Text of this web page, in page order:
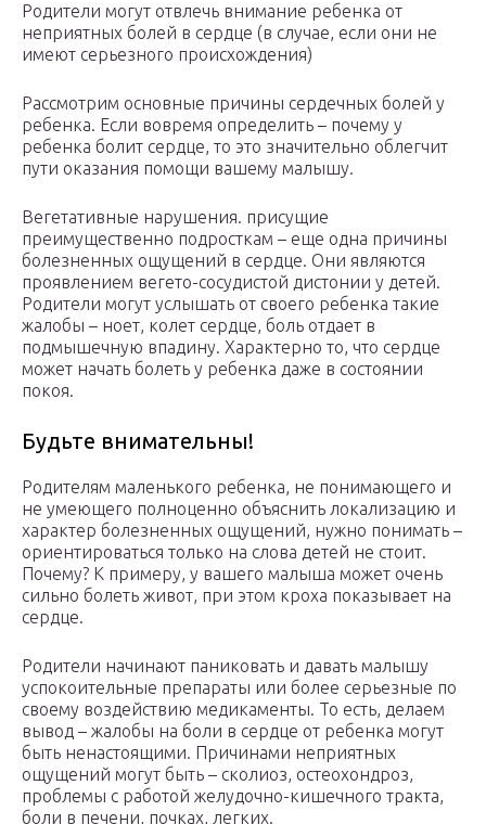
Родители могут отвлечь внимание ребенка от
неприятных болей в сердце (в случае, если они не
имеют серьезного происхождения)
Рассмотрим основные причины сердечных болей у
ребенка. Если вовремя определить – почему у
ребенка болит сердце, то это значительно облегчит
пути оказания помощи вашему малышу.
Вегетативные нарушения. присущие
преимущественно подросткам – еще одна причины
болезненных ощущений в сердце. Они являются
проявлением вегето-сосудистой дистонии у детей.
Родители могут услышать от своего ребенка такие
жалобы – ноет, колет сердце, боль отдает в
подмышечную впадину. Характерно то, что сердце
может начать болеть у ребенка даже в состоянии
покоя.
Будьте внимательны!
Родителям маленького ребенка, не понимающего и
не умеющего полноценно объяснить локализацию и
характер болезненных ощущений, нужно понимать –
ориентироваться только на слова детей не стоит.
Почему? К примеру, у вашего малыша может очень
сильно болеть живот, при этом кроха показывает на
сердце.
Родители начинают паниковать и давать малышу
успокоительные препараты или более серьезные по
своему воздействию медикаменты. То есть, делаем
вывод – жалобы на боли в сердце от ребенка могут
быть ненастоящими. Причинами неприятных
ощущений могут быть – сколиоз, остеохондроз,
проблемы с работой желудочно-кишечного тракта,
боли в печени, почках, легких.